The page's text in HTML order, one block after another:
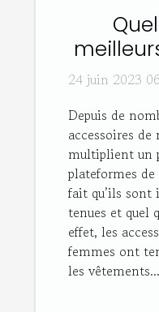
de
24 juin 2023
Depuis de
accessoires
multiplient un
plateformes
fait qu’ils sont
tenues et quel
effet, les
femmes ont
les vêtements...